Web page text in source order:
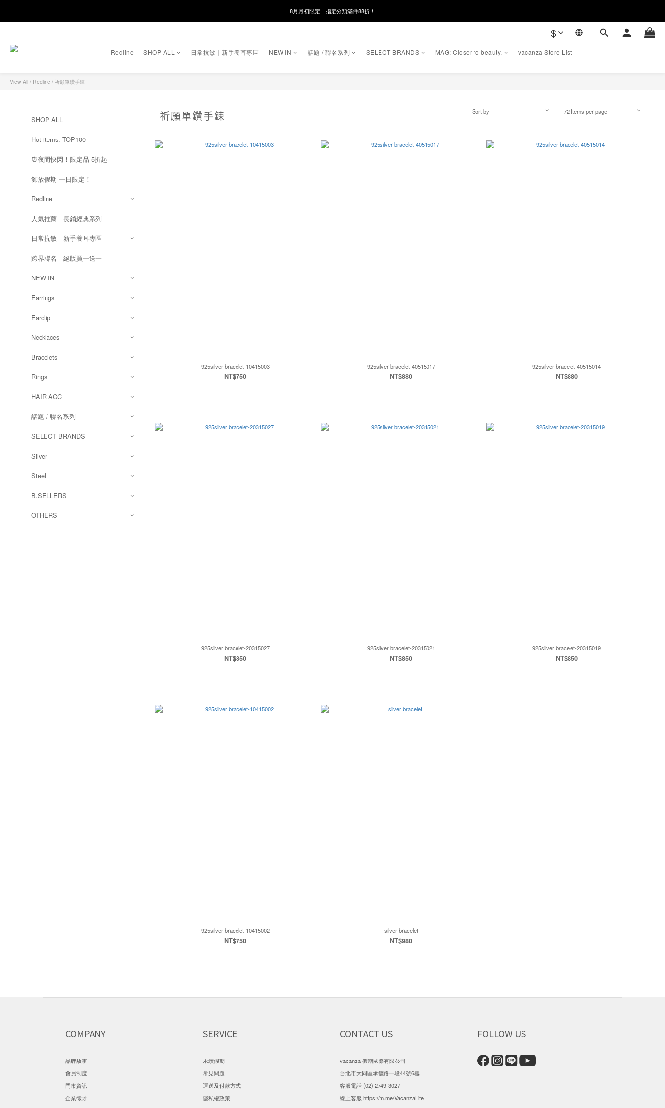
8月月初限定｜指定分類滿件88折！
8月月初限定｜指定分類滿件88折！
🌸新會員限定🌸註冊送$100購物金
$
Redline SHOP ALL 日常抗敏｜新手養耳專區 NEW IN 話題 / 聯名系列 SELECT BRANDS MAG: Closer to beauty. vacanza Store List
View All / Redline / 祈願單鑽手鍊
SHOP ALL
Hot items: TOP100
⏰夜間快閃！限定品 5折起
飾放假期 一日限定！
Redline
人氣推薦｜長銷經典系列
日常抗敏｜新手養耳專區
跨界聯名｜絕版買一送一
NEW IN
Earrings
Earclip
Necklaces
Bracelets
Rings
HAIR ACC
話題 / 聯名系列
SELECT BRANDS
Silver
Steel
B.SELLERS
OTHERS
祈願單鑽手鍊 Sort by 72 Items per page
925silver bracelet-10415003
NT$750
925silver bracelet-40515017
NT$880
925silver bracelet-40515014
NT$880
925silver bracelet-20315027
NT$850
925silver bracelet-20315021
NT$850
925silver bracelet-20315019
NT$850
925silver bracelet-10415002
NT$750
silver bracelet
NT$980
COMPANY
品牌故事
會員制度
門市資訊
企業徵才
SERVICE
永續假期
常見問題
運送及付款方式
隱私權政策
CONTACT US
vacanza 假期國際有限公司
台北市大同區承德路一段44號6樓
客服電話 (02) 2749-3027
線上客服 https://m.me/VacanzaLife
FOLLOW US